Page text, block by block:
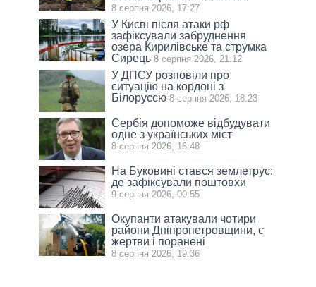
8 серпня 2026, 17:27
У Києві після атаки рф
зафіксували забруднення
озера Кирилівське та струмка
Сирець 8 серпня 2026, 21:12
У ДПСУ розповіли про
ситуацію на кордоні з
Білоруссю 8 серпня 2026, 18:23
Сербія допоможе відбудувати
одне з українських міст
8 серпня 2026, 16:48
На Буковині стався землетрус:
де зафіксували поштовхи
9 серпня 2026, 00:55
Окупанти атакували чотири
райони Дніпропетровщини, є
жертви і поранені
8 серпня 2026, 19:36